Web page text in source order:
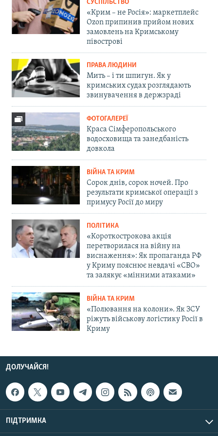
СУСПІЛЬСТВО
«Крим – не Росія»: маркетплейс
Ozon припинив прийом нових
замовлень на Кримському
півострові
ПРАВА ЛЮДИНИ
Мить – і ти шпигун. Як у
кримських судах розглядають
звинувачення в держзраді
ФОТОГАЛЕРЕЇ
Краса Сімферопольського
водосховища та занедбаність
довкола
ВІЙНА ТА КРИМ
Сорок днів, сорок ночей. Про
результати кримської операції з
примусу Росії до миру
ПОЛІТИКА
«Короткострокова акція
перетворилася на війну на
виснаження»: Як пропаганда РФ
у Криму пояснює невдачі «СВО»
та залякує «мінними атаками»
ВІЙНА ТА КРИМ
«Полювання на колони». Як ЗСУ
ріжуть військову логістику Росії в
Криму
ДОЛУЧАЙСЯ!
ПІДТРИМКА